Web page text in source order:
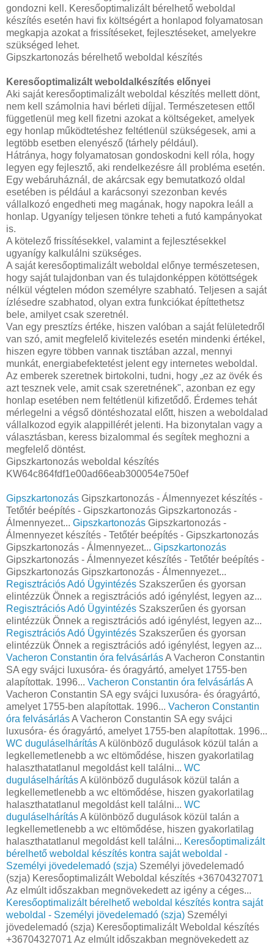
gondozni kell. Keresőoptimalizált bérelhető weboldal
készítés esetén havi fix költségért a honlapod folyamatosan
megkapja azokat a frissítéseket, fejlesztéseket, amelyekre
szükséged lehet.
Gipszkartonozás bérelhető weboldal készítés
Keresőoptimalizált weboldalkészítés előnyei
Aki saját keresőoptimalizált weboldal készítés mellett dönt,
nem kell számolnia havi bérleti díjjal. Természetesen ettől
függetlenül meg kell fizetni azokat a költségeket, amelyek
egy honlap működtetéshez feltétlenül szükségesek, ami a
legtöbb esetben elenyésző (tárhely például).
Hátránya, hogy folyamatosan gondoskodni kell róla, hogy
legyen egy fejlesztő, aki rendelkezésre áll probléma esetén.
Egy webáruháznál, de akárcsak egy bemutatkozó oldal
esetében is például a karácsonyi szezonban kevés
vállalkozó engedheti meg magának, hogy napokra leáll a
honlap. Ugyanígy teljesen tönkre teheti a futó kampányokat
is.
A kötelező frissítésekkel, valamint a fejlesztésekkel
ugyanígy kalkulálni szükséges.
A saját keresőoptimalizált weboldal előnye természetesen,
hogy saját tulajdonban van és tulajdonképpen kötöttségek
nélkül végtelen módon személyre szabható. Teljesen a saját
ízlésedre szabhatod, olyan extra funkciókat építtethetsz
bele, amilyet csak szeretnél.
Van egy presztízs értéke, hiszen valóban a saját felületedről
van szó, amit megfelelő kivitelezés esetén mindenki értékel,
hiszen egyre többen vannak tisztában azzal, mennyi
munkát, energiabefektetést jelent egy internetes weboldal.
Az emberek szeretnek birtokolni, tudni, hogy „ez az övék és
azt tesznek vele, amit csak szeretnének", azonban ez egy
honlap esetében nem feltétlenül kifizetődő. Érdemes tehát
mérlegelni a végső döntéshozatal előtt, hiszen a weboldalad
vállalkozod egyik alappillérét jelenti. Ha bizonytalan vagy a
választásban, keress bizalommal és segítek meghozni a
megfelelő döntést.
Gipszkartonozás weboldal készítés
KW64c864fdf1e00ad66eab300054e750ef
Gipszkartonozás Gipszkartonozás - Álmennyezet készítés -
Tetőtér beépítés - Gipszkartonozás Gipszkartonozás -
Álmennyezet... Gipszkartonozás Gipszkartonozás -
Álmennyezet készítés - Tetőtér beépítés - Gipszkartonozás
Gipszkartonozás - Álmennyezet... Gipszkartonozás
Gipszkartonozás - Álmennyezet készítés - Tetőtér beépítés -
Gipszkartonozás Gipszkartonozás - Álmennyezet...
Regisztrációs Adó Ügyintézés Szakszerűen és gyorsan
elintézzük Önnek a regisztrációs adó igénylést, legyen az...
Regisztrációs Adó Ügyintézés Szakszerűen és gyorsan
elintézzük Önnek a regisztrációs adó igénylést, legyen az...
Regisztrációs Adó Ügyintézés Szakszerűen és gyorsan
elintézzük Önnek a regisztrációs adó igénylést, legyen az...
Vacheron Constantin óra felvásárlásA Vacheron Constantin
SA egy svájci luxusóra- és óragyártó, amelyet 1755-ben
alapítottak. 1996... Vacheron Constantin óra felvásárlásA
Vacheron Constantin SA egy svájci luxusóra- és óragyártó,
amelyet 1755-ben alapítottak. 1996... Vacheron Constantin
óra felvásárlásA Vacheron Constantin SA egy svájci
luxusóra- és óragyártó, amelyet 1755-ben alapítottak. 1996...
WC duguláselhárításA különböző dugulások közül talán a
legkellemetlenebb a wc eltömődése, hiszen gyakorlatilag
halaszthatatlanul megoldást kell találni... WC
duguláselhárításA különböző dugulások közül talán a
legkellemetlenebb a wc eltömődése, hiszen gyakorlatilag
halaszthatatlanul megoldást kell találni... WC
duguláselhárításA különböző dugulások közül talán a
legkellemetlenebb a wc eltömődése, hiszen gyakorlatilag
halaszthatatlanul megoldást kell találni... Keresőoptimalizált
bérelhető weboldal készítés kontra saját weboldal -
Személyi jövedelemadó (szja) Személyi jövedelemadó
(szja) Keresőoptimalizált Weboldal készítés +36704327071
Az elmúlt időszakban megnövekedett az igény a céges...
Keresőoptimalizált bérelhető weboldal készítés kontra saját
weboldal - Személyi jövedelemadó (szja) Személyi
jövedelemadó (szja) Keresőoptimalizált Weboldal készítés
+36704327071 Az elmúlt időszakban megnövekedett az